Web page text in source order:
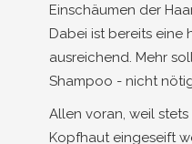
Einschäumen der
Dabei ist bereits eine
ausreichend. Mehr
Shampoo - nicht nötig
Allen voran, weil
Kopfhaut eingeseift